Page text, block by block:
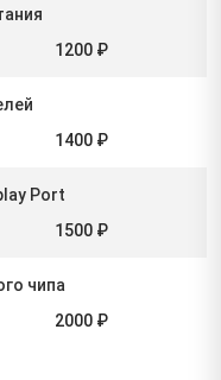
1200 ₽
1400 ₽
Port
1500 ₽
чипа
2000 ₽